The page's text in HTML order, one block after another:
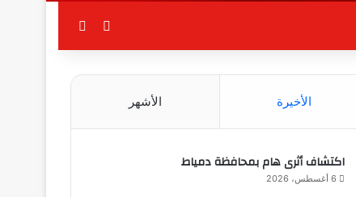
الوضع المظلم
الأخيرة الأشهر
اكتشاف أثرى هام بمحافظة دمياط
6 أغسطس، 2026